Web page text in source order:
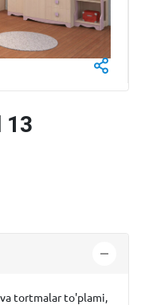
13
tortmalar to'plami,